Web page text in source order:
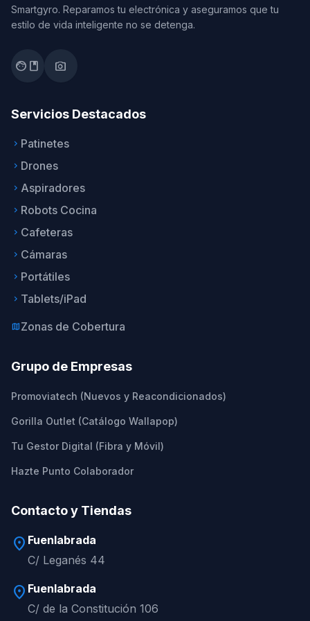
Smartgyro. Reparamos tu electrónica y aseguramos que tu
estilo de vida inteligente no se detenga.
facebook photo_camera
Servicios Destacados
keyboard_arrow_right Patinetes
keyboard_arrow_right Drones
keyboard_arrow_right Aspiradores
keyboard_arrow_right Robots Cocina
keyboard_arrow_right Cafeteras
keyboard_arrow_right Cámaras
keyboard_arrow_right Portátiles
keyboard_arrow_right Tablets/iPad
mapZonas de Cobertura
Grupo de Empresas
Promoviatech (Nuevos y Reacondicionados)
Gorilla Outlet (Catálogo Wallapop)
Tu Gestor Digital (Fibra y Móvil)
Hazte Punto Colaborador
Contacto y Tiendas
location_on Fuenlabrada
C/ Leganés 44
location_on Fuenlabrada
C/ de la Constitución 106